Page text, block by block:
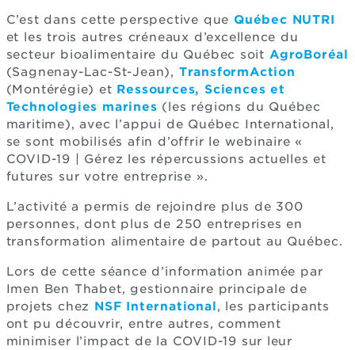
C’est dans cette perspective que Québec NUTRI
et les trois autres créneaux d’excellence du
secteur bioalimentaire du Québec soit AgroBoréal
(Sagnenay-Lac-St-Jean), TransformAction
(Montérégie) et Ressources, Sciences et
Technologies marines (les régions du Québec
maritime), avec l’appui de Québec International,
se sont mobilisés afin d’offrir le webinaire «
COVID-19 | Gérez les répercussions actuelles et
futures sur votre entreprise ».
L’activité a permis de rejoindre plus de 300
personnes, dont plus de 250 entreprises en
transformation alimentaire de partout au Québec.
Lors de cette séance d’information animée par
Imen Ben Thabet, gestionnaire principale de
projets chez NSF International, les participants
ont pu découvrir, entre autres, comment
minimiser l’impact de la COVID-19 sur leur